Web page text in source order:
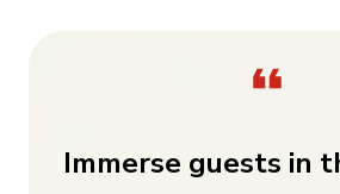
Immerse guests in